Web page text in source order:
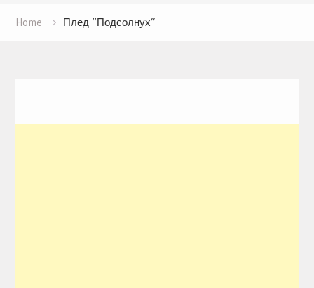
Home Плед “Подсолнух”